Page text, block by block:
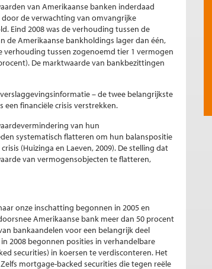
van Amerikaanse banken inderdaad
de verwachting van omvangrijke
Eind 2008 was de verhouding tussen de
de Amerikaanse bankholdings lager dan één,
verhouding tussen zogenoemd tier 1 vermogen
De marktwaarde van bankbezittingen
– de twee belangrijkste
financiële crisis verstrekken.
van hun
systematisch flatteren om hun balanspositie
(Huizinga en Laeven, 2009). De stelling dat
van vermogensobjecten te flatteren,
onze inschatting begonnen in 2005 en
Amerikaanse bank meer dan 50 procent
bankaandelen voor een belangrijk deel
2008 begonnen posities in verhandelbare
securities) in koersen te verdisconteren. Het
mortgage-backed securities die tegen reële